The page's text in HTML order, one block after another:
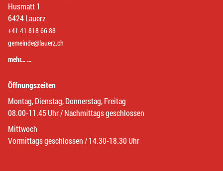
Husmatt 1
6424 Lauerz
+41 41 818 66 88
gemeinde@lauerz.ch
mehr… …
Öffnungszeiten
Montag, Dienstag, Donnerstag, Freitag
08.00-11.45 Uhr / Nachmittags geschlossen
Mittwoch
Vormittags geschlossen / 14.30-18.30 Uhr